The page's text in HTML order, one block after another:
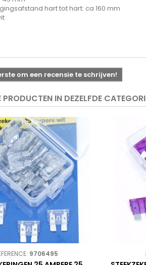
hart tot hart: ca 160 mm
om een recensie te schrijven!
IN DEZELFDE
9706495